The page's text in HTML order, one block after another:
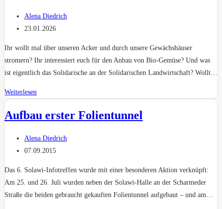
Beitrags-
Autor:
Alena Diedrich
Beitrag
23.01.2026
Ihr wollt mal über unseren Acker und durch unsere Gewächshäuser
stromern? Ihr interessiert euch für den Anbau von Bio-Gemüse? Und was
ist eigentlich das Solidarische an der Solidarischen Landwirtschaft? Wollt…
Weiterlesen
am
und
14.3.26
Ackerrundgang
für
Aufbau erster Folientunnel
Beitrags-
Autor:
Alena Diedrich
Beitrag
07.09.2015
Das 6. Solawi-Infotreffen wurde mit einer besonderen Aktion verknüpft:
Am 25. und 26. Juli wurden neben der Solawi-Halle an der Scharmeder
Straße die beiden gebraucht gekauften Folientunnel aufgebaut – und am…